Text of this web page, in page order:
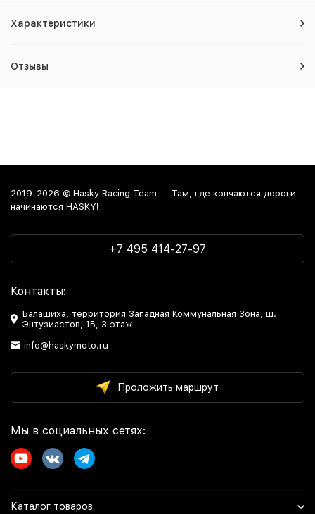
Характеристики
Отзывы
2019-2026 © Hasky Racing Team — Там, где кончаются дороги -
начинаются HASKY!
+7 495 414-27-97
Контакты:
Балашиха, территория Западная Коммунальная Зона, ш.
Энтузиастов, 1Б, 3 этаж
info@haskymoto.ru
Проложить маршрут
Мы в социальных сетях:
Каталог товаров